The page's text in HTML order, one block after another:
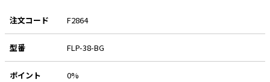
注文コード F2864
型番 FLP-38-BG
ポイント 0%